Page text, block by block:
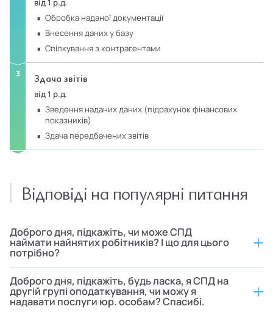
від 1 р.д.
обробка наданої документації
внесення даних у базу
спілкування з контрагентами
Здача звітів
від 1 р.д.
зведення наданих даних (підрахунок фінансових
показників)
здача передбачених звітів
Відповіді на популярні питання
Доброго дня, підкажіть, чи може СПД
наймати найнятих робітників? І що для цього
потрібно?
Доброго дня, підкажіть, будь ласка, я СПД на
другій групі оподаткування, чи можу я
надавати послуги юр. особам? Спасибі.